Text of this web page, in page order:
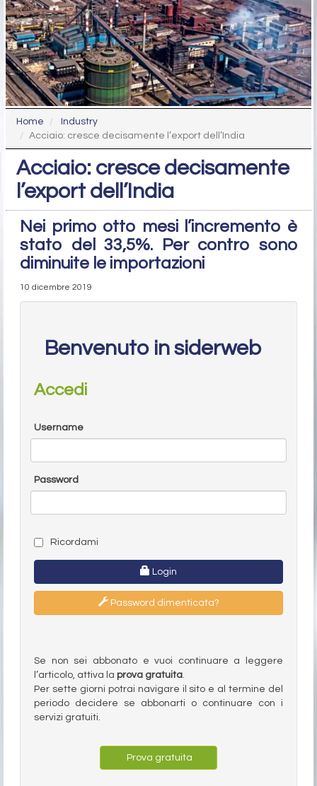
Home
Industry
Acciaio: cresce decisamente l’export dell’India
Acciaio: cresce decisamente
l’export dell’India
Nei primo otto mesi l’incremento è
stato del 33,5%. Per contro sono
diminuite le importazioni
10 dicembre 2019
Benvenuto in siderweb
Accedi
Username
Password
Ricordami
Login
Password dimenticata?
Se non sei abbonato e vuoi continuare a leggere
l’articolo, attiva la prova gratuita.
Per sette giorni potrai navigare il sito e al termine del
periodo decidere se abbonarti o continuare con i
servizi gratuiti.
Prova gratuita